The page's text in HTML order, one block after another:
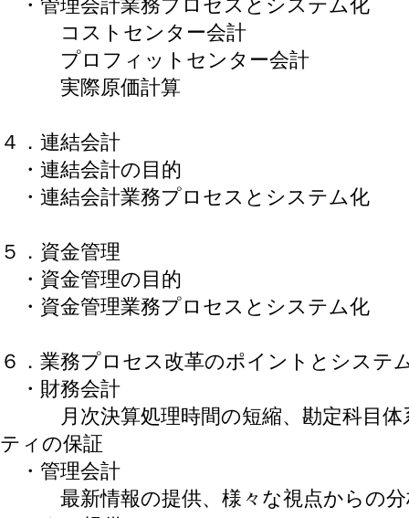
・管理会計業務プロセスとシステム化
コストセンター会計
プロフィットセンター会計
実際原価計算
４．連結会計
・連結会計の目的
・連結会計業務プロセスとシステム化
５．資金管理
・資金管理の目的
・資金管理業務プロセスとシステム化
６．業務プロセス改革のポイントとシステ
・財務会計
月次決算処理時間の短縮、勘定科目体
ティの保証
・管理会計
最新情報の提供、様々な視点からの分